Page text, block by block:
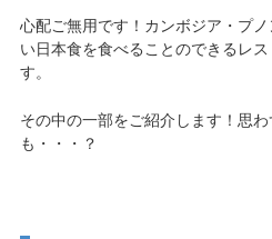
心配ご無用です！カンボジア・プ
い日本食を食べることのできるレ
す。
その中の一部をご紹介します！思
も・・・？